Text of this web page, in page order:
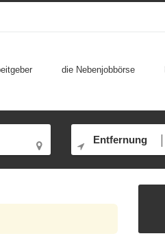
die Nebenjobbörse
Entfernung